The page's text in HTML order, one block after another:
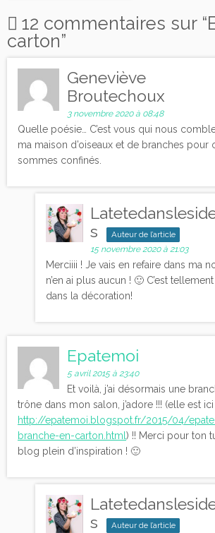
12 commentaires sur “
carton”
Geneviève
Broutechoux
3 novembre 2020 à 08:48
Quelle poésie… C’est vous qui nous
ma maison d’oiseaux et de branches pour
sommes confinés.
s
Auteur de l’article
15 novembre 2020 à 21:03
Merciiii ! Je vais en refaire dans ma
n’en ai plus aucun ! 🙂 C’est
dans la décoration!
Epatemoi
5 avril 2015 à 23:40
Et voilà, j’ai désormais une
trône dans mon salon, j’adore !!! (elle est ici
http://epatemoi.blogspot.fr/2015/04/
branche-en-carton.html) !! Merci pour ton
blog plein d’inspiration ! 🙂
s
Auteur de l’article